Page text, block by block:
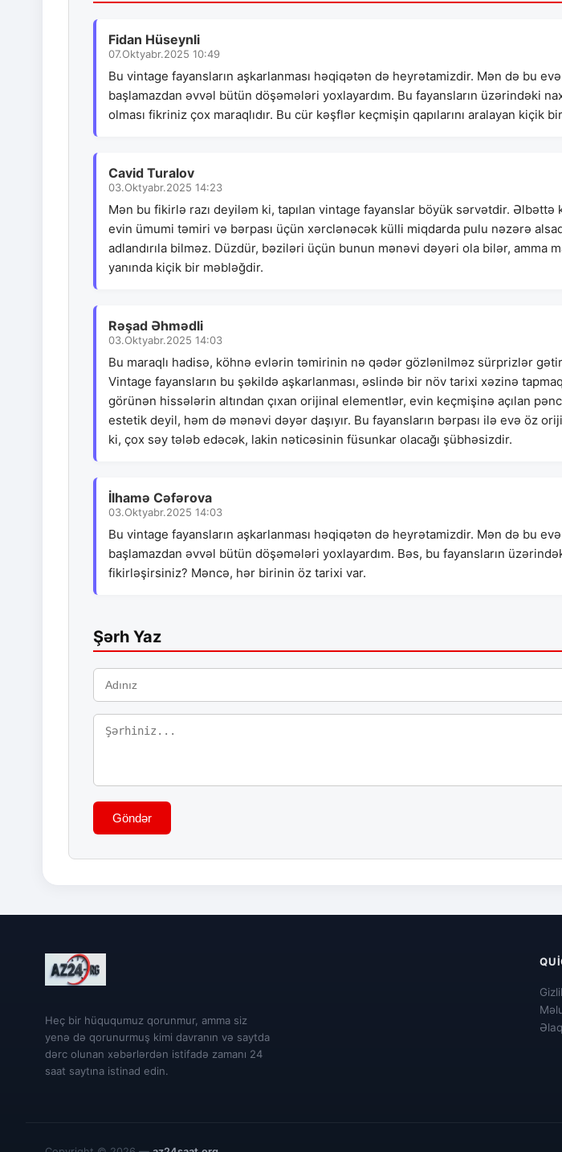
Fidan Hüseynli
07.Oktyabr.2025 10:49
Bu vintage fayansların aşkarlanması həqiqətən də heyrətamizdir. Mən də bu
başlamazdan əvvəl bütün döşəmələri yoxlayardım. Bu fayansların üzərindəki
olması fikriniz çox maraqlıdır. Bu cür kəşflər keçmişin qapılarını aralayan kiçik
Cavid Turalov
03.Oktyabr.2025 14:23
Mən bu fikirlə razı deyiləm ki, tapılan vintage fayanslar böyük sərvətdir. Əlbəttə
evin ümumi təmiri və bərpası üçün xərclənəcək külli miqdarda pulu nəzərə
adlandırıla bilməz. Düzdür, bəziləri üçün bunun mənəvi dəyəri ola bilər, amma
yanında kiçik bir məbləğdir.
Rəşad Əhmədli
03.Oktyabr.2025 14:03
Bu maraqlı hadisə, köhnə evlərin təmirinin nə qədər gözlənilməz sürprizlər
Vintage fayansların bu şəkildə aşkarlanması, əslində bir növ tarixi xəzinə
görünən hissələrin altından çıxan orijinal elementlər, evin keçmişinə açılan
estetik deyil, həm də mənəvi dəyər daşıyır. Bu fayansların bərpası ilə evə öz
ki, çox səy tələb edəcək, lakin nəticəsinin füsunkar olacağı şübhəsizdir.
İlhamə Cəfərova
03.Oktyabr.2025 14:03
Bu vintage fayansların aşkarlanması həqiqətən də heyrətamizdir. Mən də bu
başlamazdan əvvəl bütün döşəmələri yoxlayardım. Bəs, bu fayansların
fikirləşirsiniz? Məncə, hər birinin öz tarixi var.
Şərh Yaz
Göndər
Heç bir hüququmuz qorunmur, amma siz
yenə də qorunurmuş kimi davranın və saytda
dərc olunan xəbərlərdən istifadə zamanı 24
saat saytına istinad edin.